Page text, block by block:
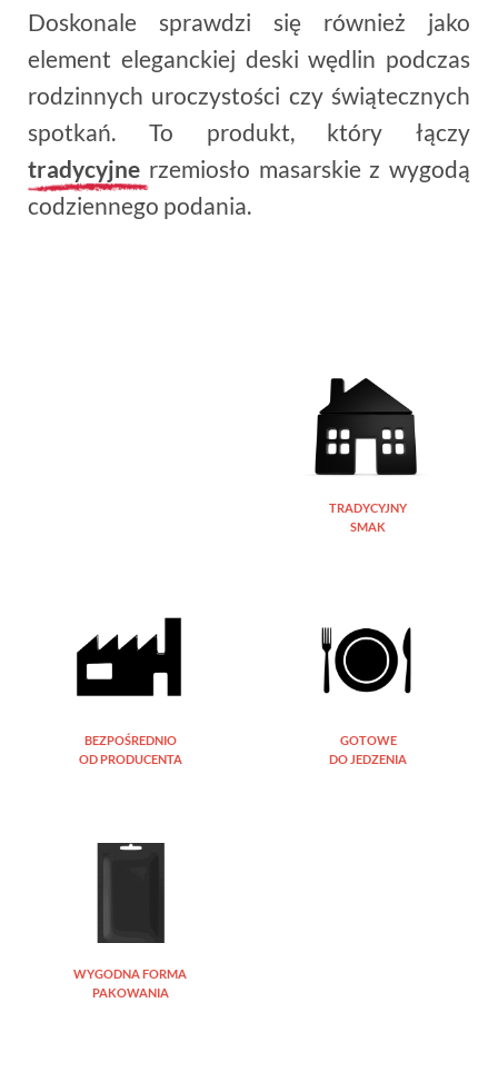
Doskonale sprawdzi się również jako
element eleganckiej deski wędlin podczas
rodzinnych uroczystości czy świątecznych
spotkań. To produkt, który łączy
tradycyjne rzemiosło masarskie z wygodą
codziennego podania.
TRADYCYJNY
SMAK
BEZPOŚREDNIO
OD PRODUCENTA
GOTOWE
DO JEDZENIA
WYGODNA FORMA
PAKOWANIA